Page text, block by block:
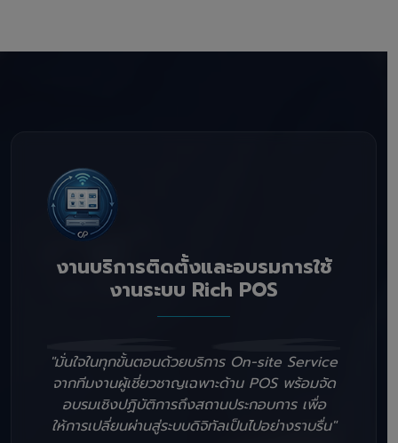
งานบริการติดตั้งและอบรมการใช้
งานระบบ Rich POS
"มั่นใจในทุกขั้นตอนด้วยบริการ On-site Service
จากทีมงานผู้เชี่ยวชาญเฉพาะด้าน POS พร้อมจัด
อบรมเชิงปฏิบัติการถึงสถานประกอบการ เพื่อ
ให้การเปลี่ยนผ่านสู่ระบบดิจิทัลเป็นไปอย่างราบรื่น"